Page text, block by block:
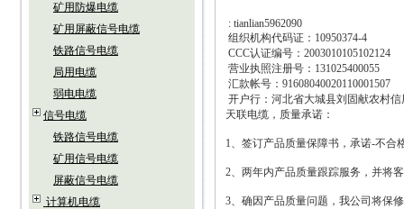
矿用防爆电缆
矿用屏蔽信号电缆
铁路信号电缆
局用电缆
弱电电缆
信号电缆
铁路信号电缆
矿用信号电缆
屏蔽信号电缆
计算机电缆
: tianlian5962090
组织机构代码证： 10950374-4
CCC认证编号： 2003010105102124
营业执照注册号： 131025400055
汇款帐号： 91608040020110001507
开户行：河北省大城县刘固献农村信
天联电缆，质量承诺：
1、签订产品质量保障书，承诺-不合
2、两年内产品质量跟踪服务，并将
3、确因产品质量问题，我公司将保